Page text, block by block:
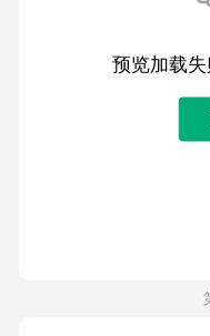
预览加载